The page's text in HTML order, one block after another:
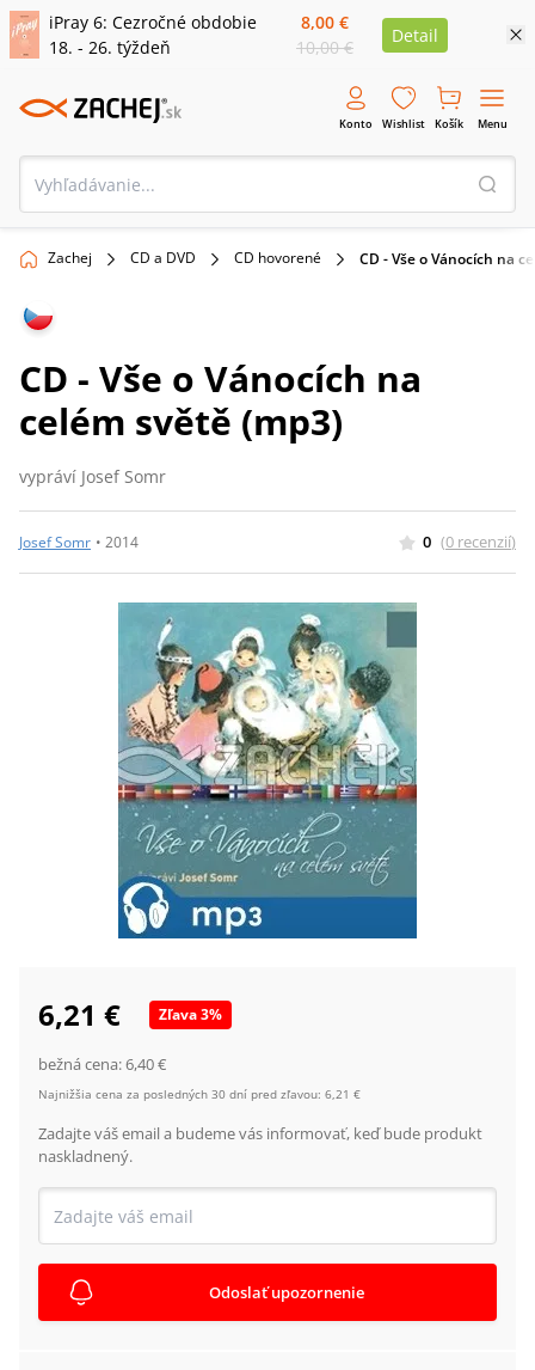
iPray 6: Cezročné obdobie
18. - 26. týždeň
8,00 €
10,00 €
Detail
Konto Wishlist Košík Menu
Zachej CD a DVD CD hovorené CD - Vše o Vánocích na
CD - Vše o Vánocích na
celém světě (mp3)
vypráví Josef Somr
Josef Somr • 2014 0 (0 recenzií)
6,21 € Zľava3%
bežná cena:6,40 €
Najnižšia cena za posledných 30 dní pred zľavou: 6,21 €
Zadajte váš email a budeme vás informovať, keď bude produkt
naskladnený.
Odoslať upozornenie